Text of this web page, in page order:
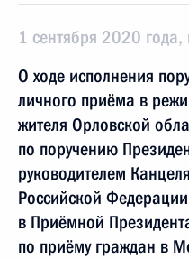
1 сентября 2020 года,
О ходе исполнения
личного приёма в
жителя Орловской
по поручению
руководителем
Российской
в Приёмной
по приёму граждан в